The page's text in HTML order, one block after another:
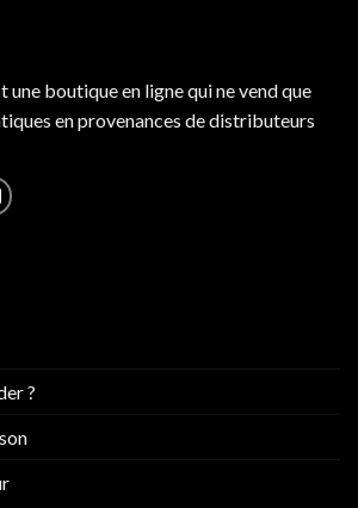
une boutique en ligne qui ne vend que
en provenances de distributeurs
?